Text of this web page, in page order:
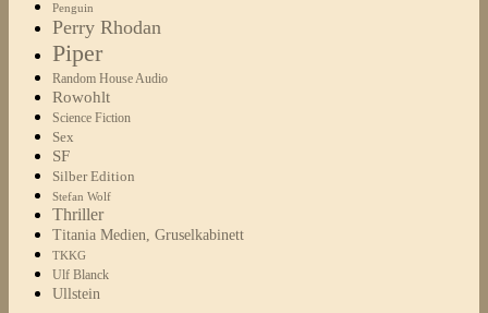
Penguin
Perry Rhodan
Piper
Random House Audio
Rowohlt
Science Fiction
Sex
SF
Silber Edition
Stefan Wolf
Thriller
Titania Medien, Gruselkabinett
TKKG
Ulf Blanck
Ullstein